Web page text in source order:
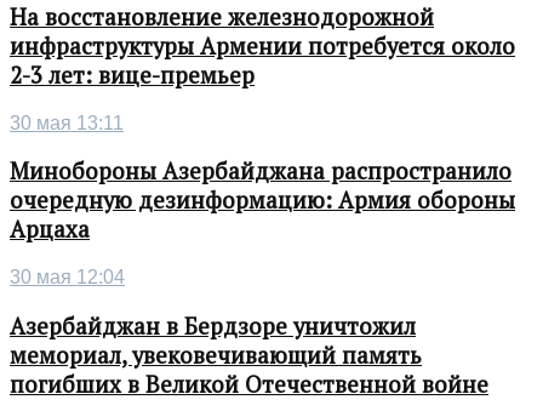
На восстановление железнодорожной
инфраструктуры Армении потребуется около
2-3 лет: вице-премьер
30 мая 13:11
Минобороны Азербайджана распространило
очередную дезинформацию: Армия обороны
Арцаха
30 мая 12:04
Азербайджан в Бердзоре уничтожил
мемориал, увековечивающий память
погибших в Великой Отечественной войне